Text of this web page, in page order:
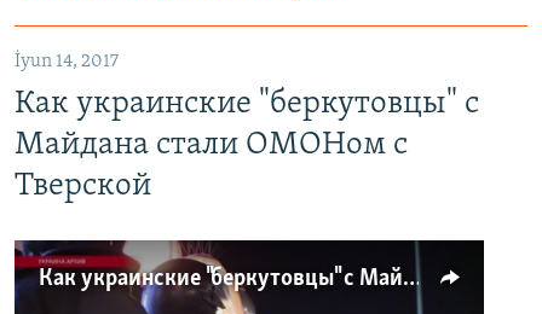
İyun 14, 2017
Как украинские "беркутовцы" с
Майдана стали ОМОНом с
Тверской
Как украинские "беркутовцы" с Майдана стали ОМОНом с Тверской